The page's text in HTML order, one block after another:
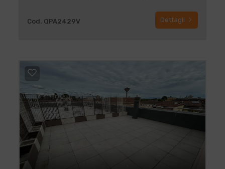
Cod. QPA2429V Dettagli